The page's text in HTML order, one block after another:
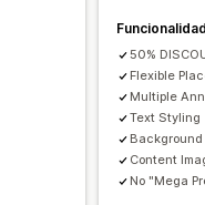
50%
Flexible
Multiple
Text Styling
Content
No "Mega